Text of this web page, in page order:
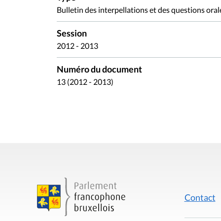
Bulletin des interpellations et des questions
Session
2012 - 2013
Numéro du document
13 (2012 - 2013)
Contact